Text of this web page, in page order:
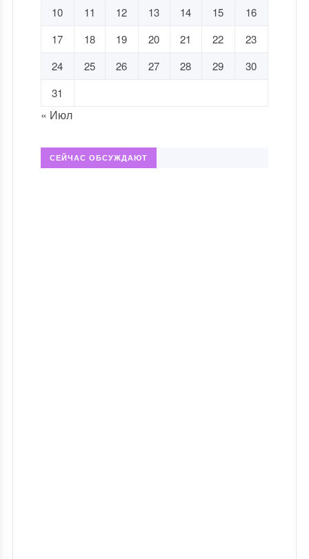
10
11 12 13 14 15
16
17
18 19 20 21 22
23
24
25 26 27 28 29
30
31
« Июл
СЕЙЧАС ОБСУЖДАЮТ